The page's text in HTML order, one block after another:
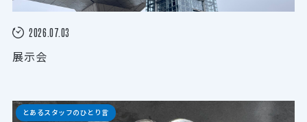
2026.07.03
展示会
とあるスタッフのひとり言